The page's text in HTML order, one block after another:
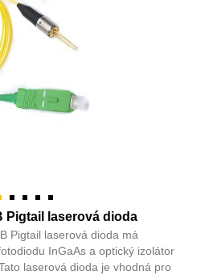
Pigtail laserová dioda
Pigtail laserová dioda má
InGaAs a optický izolátor
laserová dioda je vhodná pro